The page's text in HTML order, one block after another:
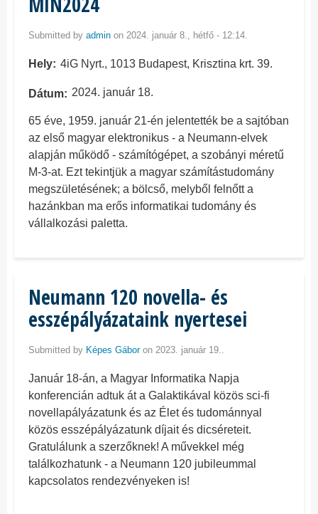
Submitted by admin on 2024. január 8., hétfő - 12:14.
Hely 4iG Nyrt., 1013 Budapest, Krisztina krt. 39.
Dátum 2024. január 18.
65 éve, 1959. január 21-én jelentették be a sajtóban
az első magyar elektronikus - a Neumann-elvek
alapján működő - számítógépet, a szobányi méretű
M-3-at. Ezt tekintjük a magyar számítástudomány
megszületésének; a bölcső, melyből felnőtt a
hazánkban ma erős informatikai tudomány és
vállalkozási paletta.
Neumann 120 novella- és
esszépályázataink nyertesei
Submitted by Képes Gáboron 2023. január 19..
Január 18-án, a Magyar Informatika Napja
konferencián adtuk át a Galaktikával közös sci-fi
novellapályázatunk és az Élet és tudománnyal
közös esszépályázatunk díjait és dicséreteit.
Gratulálunk a szerzőknek! A művekkel még
találkozhatunk - a Neumann 120 jubileummal
kapcsolatos rendezvényeken is!